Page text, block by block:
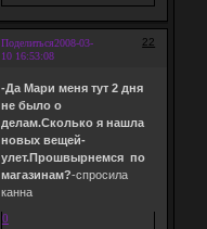
Поделиться 22
2008-03-
10 16:53:08
-Да Мари меня тут 2 дня
не было о
делам.Сколько я нашла
новых вещей-
улет.Прошвырнемся по
магазинам?-спросила
канна
0